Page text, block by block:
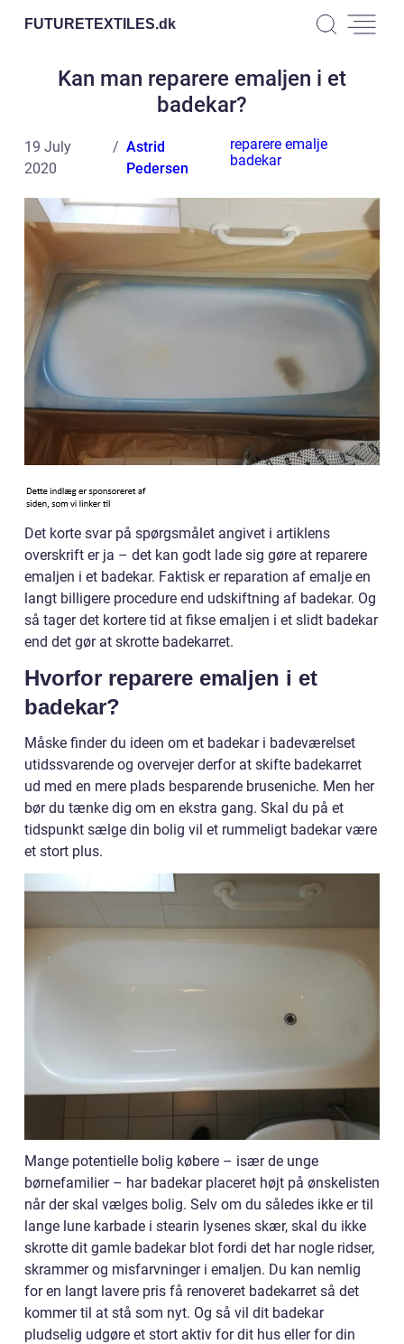
FUTURETEXTILES.dk
Kan man reparere emaljen i et
badekar?
19 July
2020
Astrid
Pedersen
reparere emalje
badekar
Det korte svar på spørgsmålet angivet i artiklens
overskrift er ja – det kan godt lade sig gøre at reparere
emaljen i et badekar. Faktisk er reparation af emalje en
langt billigere procedure end udskiftning af badekar. Og
så tager det kortere tid at fikse emaljen i et slidt badekar
end det gør at skrotte badekarret.
Hvorfor reparere emaljen i et
badekar?
Måske finder du ideen om et badekar i badeværelset
utidssvarende og overvejer derfor at skifte badekarret
ud med en mere plads besparende bruseniche. Men her
bør du tænke dig om en ekstra gang. Skal du på et
tidspunkt sælge din bolig vil et rummeligt badekar være
et stort plus.
Mange potentielle bolig købere – især de unge
børnefamilier – har badekar placeret højt på ønskelisten
når der skal vælges bolig. Selv om du således ikke er til
lange lune karbade i stearin lysenes skær, skal du ikke
skrotte dit gamle badekar blot fordi det har nogle ridser,
skrammer og misfarvninger i emaljen. Du kan nemlig
for en langt lavere pris få renoveret badekarret så det
kommer til at stå som nyt. Og så vil dit badekar
pludselig udgøre et stort aktiv for dit hus eller for din